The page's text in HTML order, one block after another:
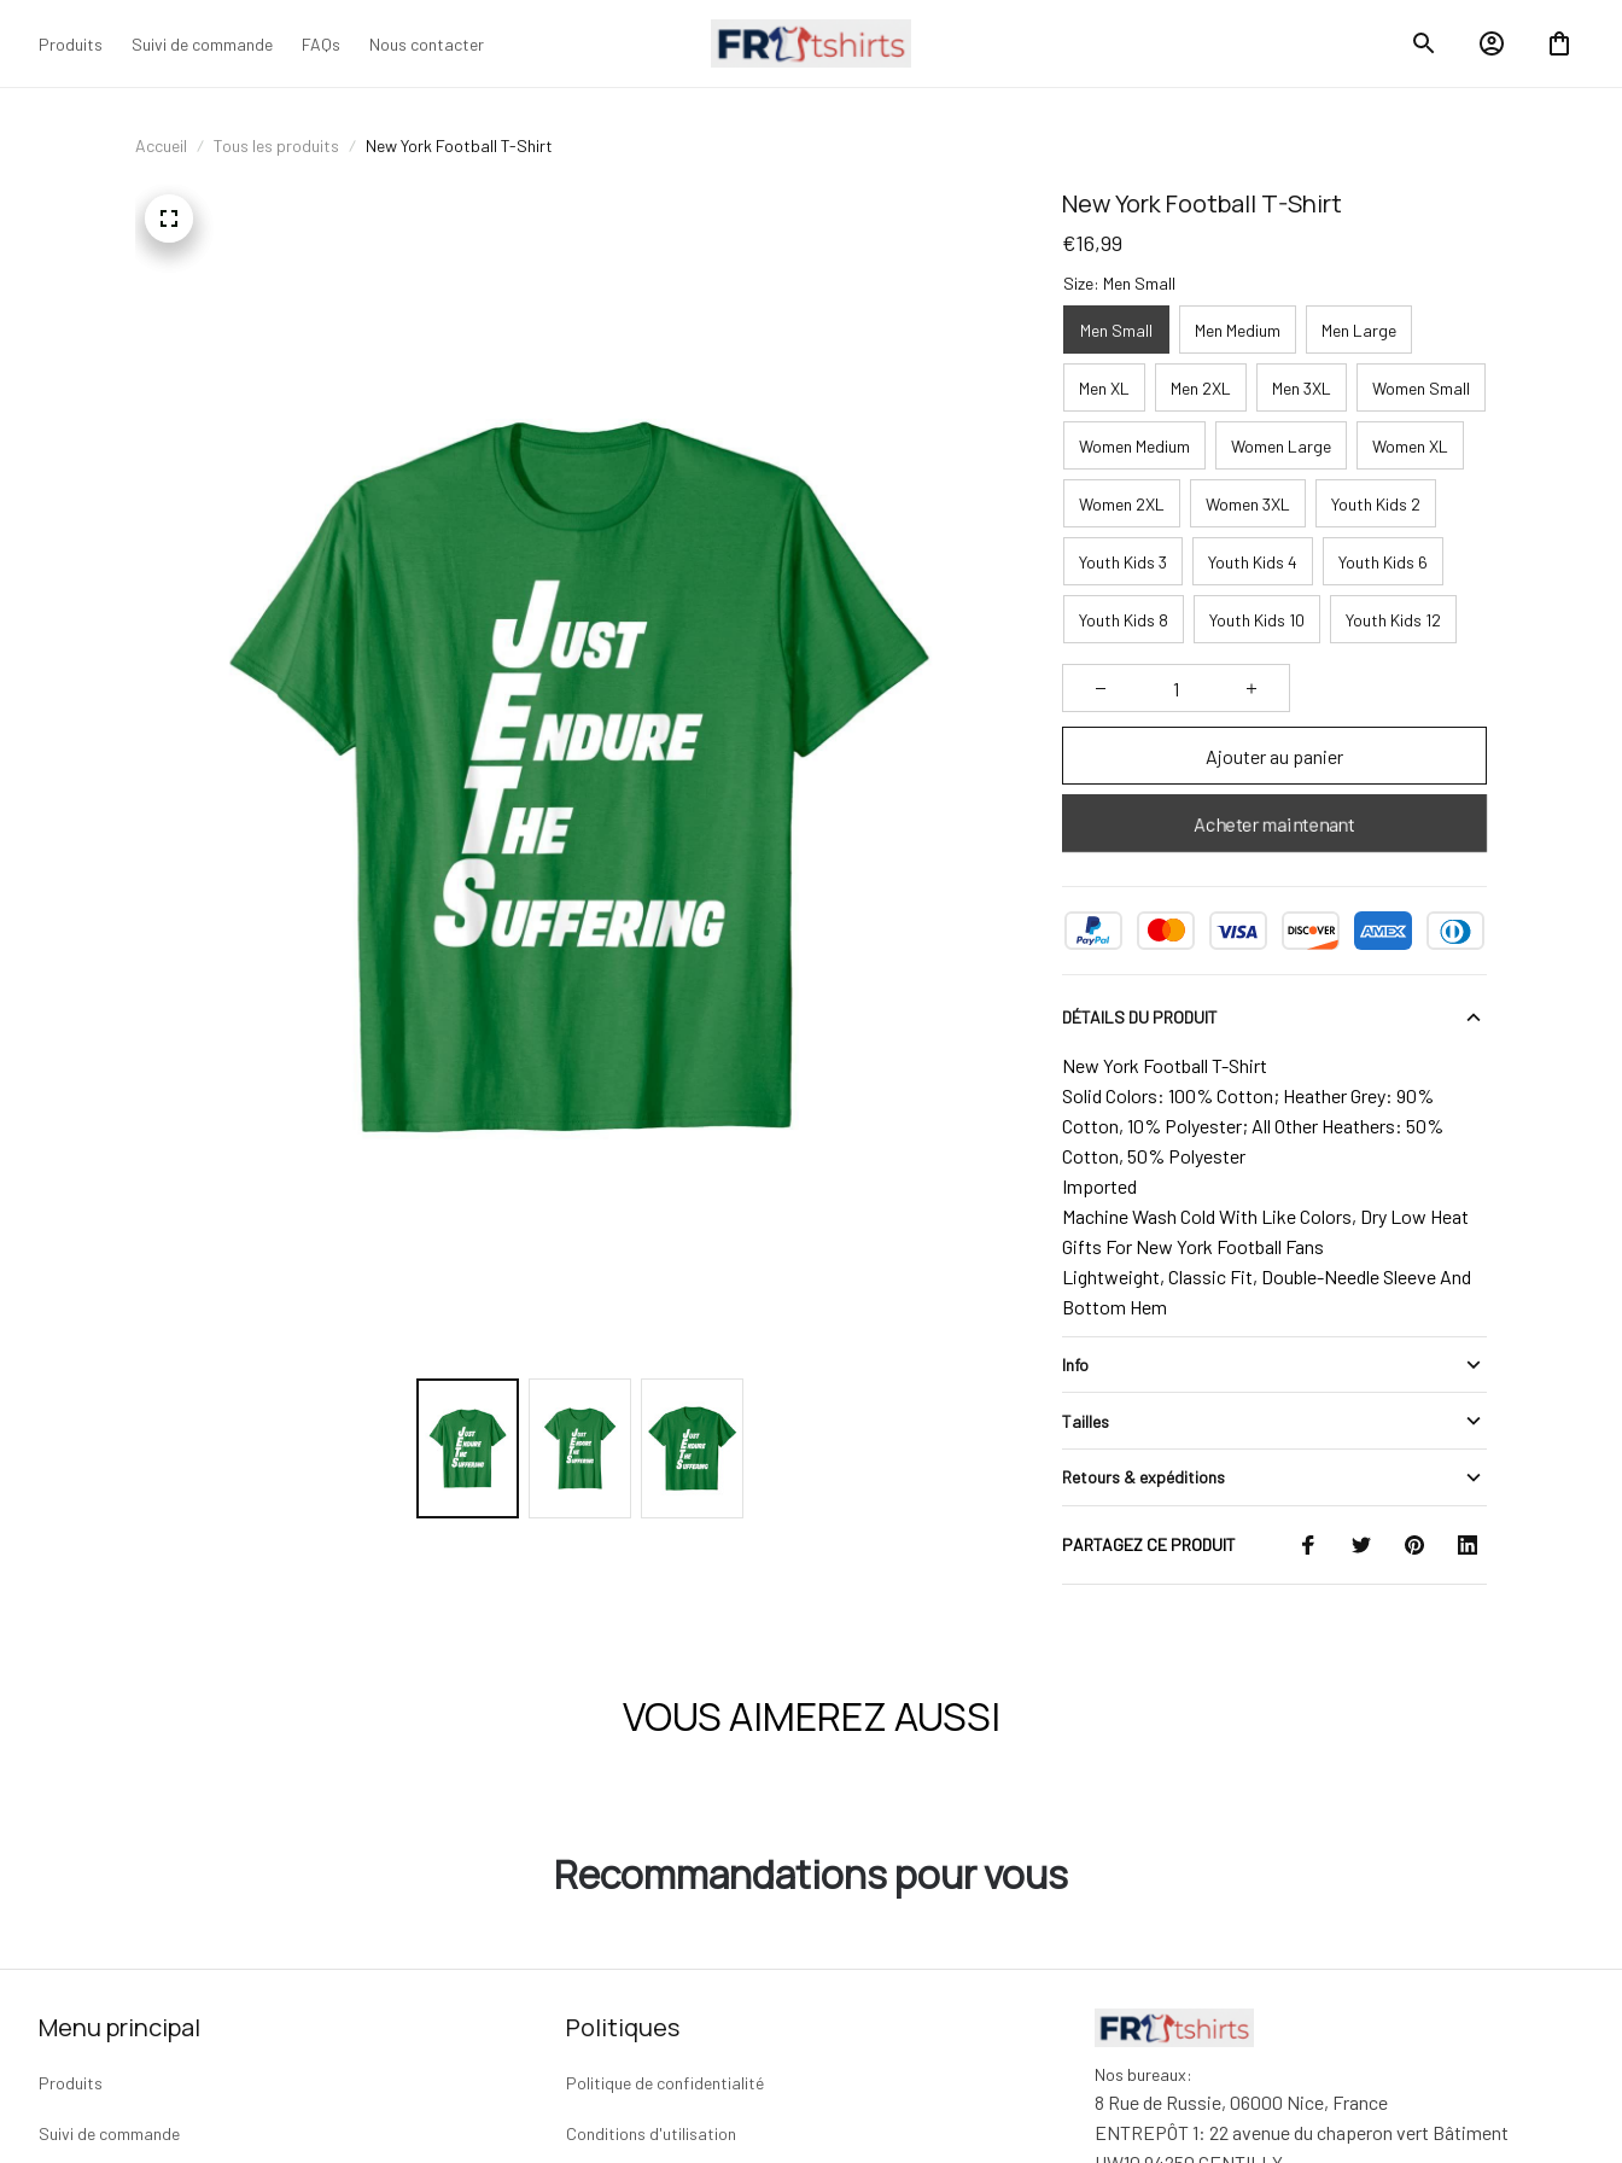
Produits Suivi de commande FAQs Nous contacter
Accueil Tous les produits New York Football T-Shirt
New York Football T-Shirt
€16,99
Size: Men Small
Men Small Men Medium Men Large
Men XL Men 2XL Men 3XL Women Small
Women Medium Women Large Women XL
Women 2XL Women 3XL Youth Kids 2
Youth Kids 3 Youth Kids 4 Youth Kids 6
Youth Kids 8 Youth Kids 10 Youth Kids 12
Ajouter au panier
Acheter maintenant
DÉTAILS DU PRODUIT
New York Football T-Shirt
Solid Colors: 100% Cotton; Heather Grey: 90%
Cotton, 10% Polyester; All Other Heathers: 50%
Cotton, 50% Polyester
Imported
Machine Wash Cold With Like Colors, Dry Low Heat
Gifts For New York Football Fans
Lightweight, Classic Fit, Double-Needle Sleeve And
Bottom Hem
Info
Tailles
Retours & expéditions
PARTAGEZ CE PRODUIT
VOUS AIMEREZ AUSSI
Recommandations pour vous
Menu principal
Produits
Suivi de commande
Politiques
Politique de confidentialité
Conditions d'utilisation
Nos bureaux:
8 Rue de Russie, 06000 Nice, France
ENTREPÔT 1: 22 avenue du chaperon vert Bâtiment